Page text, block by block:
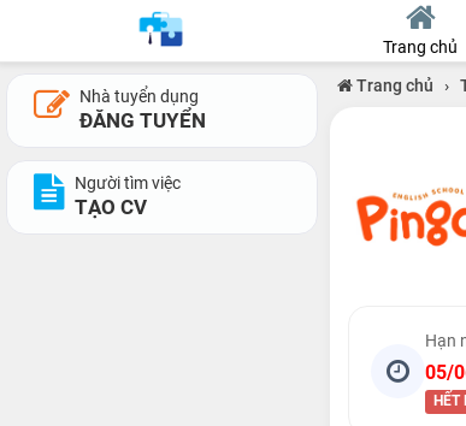
Trang chủ
Nhà tuyển dụng
ĐĂNG TUYỂN
Người tìm việc
TẠO CV
Trang chủ ›
Hạn
05/
HẾT